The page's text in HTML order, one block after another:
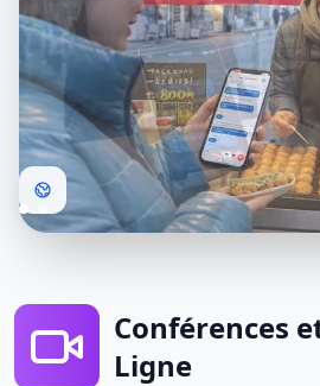
Conférences
Ligne